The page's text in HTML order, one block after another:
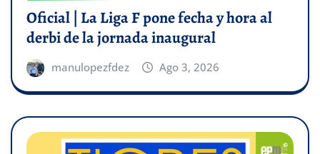
Oficial | La Liga F pone fecha y hora al
derbi de la jornada inaugural
manulopezfdez Ago 3, 2026